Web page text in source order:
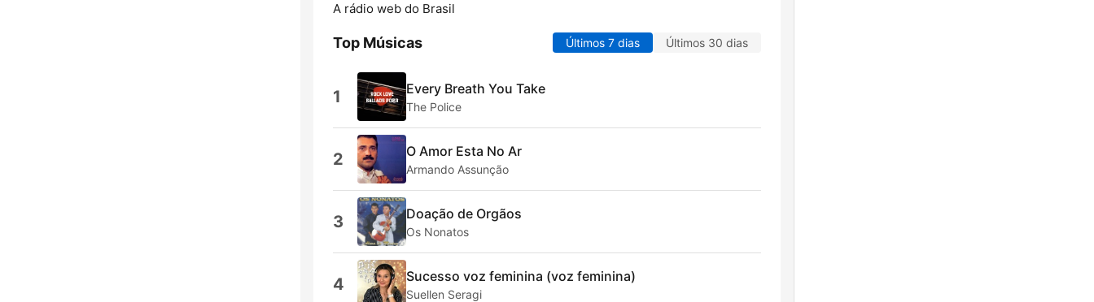
A rádio web do Brasil
Top Músicas Últimos 7 dias Últimos 30 dias
1 Every Breath You Take
The Police
2 O Amor Esta No Ar
Armando Assunção
3 Doação de Orgãos
Os Nonatos
4 Sucesso voz feminina (voz feminina)
Suellen Seragi